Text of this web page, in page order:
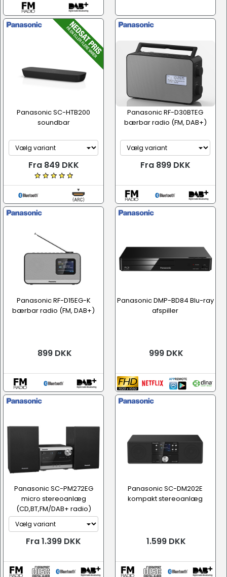
Panasonic SC-HTB200
soundbar
Fra 849 DKK
Panasonic RF-D30BTEG
bærbar radio (FM, DAB+)
Fra 899 DKK
Panasonic RF-D15EG-K
bærbar radio (FM, DAB+)
899 DKK
Panasonic DMP-BD84 Blu-ray
afspiller
999 DKK
Panasonic SC-PM272EG
micro stereoanlæg
(CD,BT,FM/DAB+ radio)
Fra 1.399 DKK
Panasonic SC-DM202E
kompakt stereoanlæg
1.599 DKK